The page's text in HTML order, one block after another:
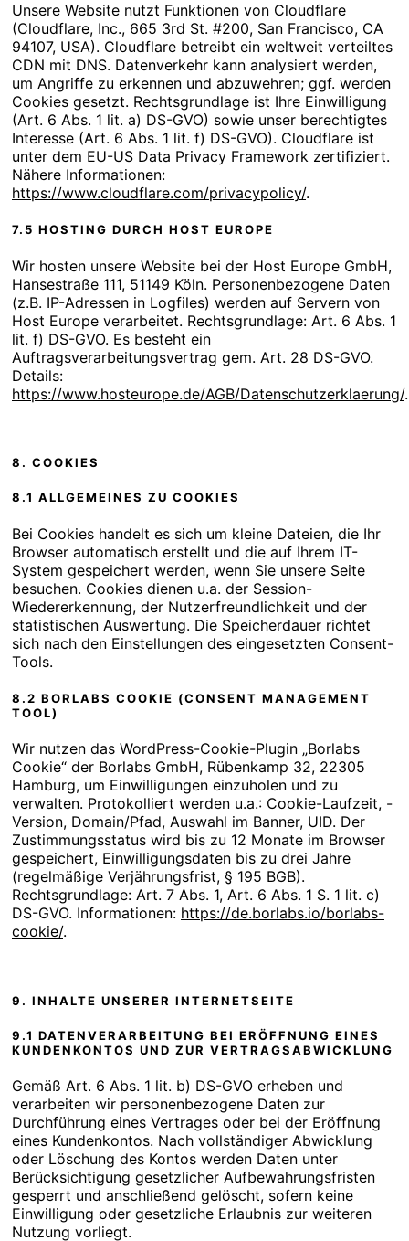
Unsere Website nutzt Funktionen von Cloudflare
(Cloudflare, Inc., 665 3rd St. #200, San Francisco, CA
94107, USA). Cloudflare betreibt ein weltweit verteiltes
CDN mit DNS. Datenverkehr kann analysiert werden,
um Angriffe zu erkennen und abzuwehren; ggf. werden
Cookies gesetzt. Rechtsgrundlage ist Ihre Einwilligung
(Art. 6 Abs. 1 lit. a) DS-GVO) sowie unser berechtigtes
Interesse (Art. 6 Abs. 1 lit. f) DS-GVO). Cloudflare ist
unter dem EU-US Data Privacy Framework zertifiziert.
Nähere Informationen:
https://www.cloudflare.com/privacypolicy/.
7.5 HOSTING DURCH HOST EUROPE
Wir hosten unsere Website bei der Host Europe GmbH,
Hansestraße 111, 51149 Köln. Personenbezogene Daten
(z.B. IP-Adressen in Logfiles) werden auf Servern von
Host Europe verarbeitet. Rechtsgrundlage: Art. 6 Abs. 1
lit. f) DS-GVO. Es besteht ein
Auftragsverarbeitungsvertrag gem. Art. 28 DS-GVO.
Details:
https://www.hosteurope.de/AGB/Datenschutzerklaerung/.
8. COOKIES
8.1 ALLGEMEINES ZU COOKIES
Bei Cookies handelt es sich um kleine Dateien, die Ihr
Browser automatisch erstellt und die auf Ihrem IT-
System gespeichert werden, wenn Sie unsere Seite
besuchen. Cookies dienen u.a. der Session-
Wiedererkennung, der Nutzerfreundlichkeit und der
statistischen Auswertung. Die Speicherdauer richtet
sich nach den Einstellungen des eingesetzten Consent-
Tools.
8.2 BORLABS COOKIE (CONSENT MANAGEMENT
TOOL)
Wir nutzen das WordPress-Cookie-Plugin „Borlabs
Cookie“ der Borlabs GmbH, Rübenkamp 32, 22305
Hamburg, um Einwilligungen einzuholen und zu
verwalten. Protokolliert werden u.a.: Cookie-Laufzeit, -
Version, Domain/Pfad, Auswahl im Banner, UID. Der
Zustimmungsstatus wird bis zu 12 Monate im Browser
gespeichert, Einwilligungsdaten bis zu drei Jahre
(regelmäßige Verjährungsfrist, § 195 BGB).
Rechtsgrundlage: Art. 7 Abs. 1, Art. 6 Abs. 1 S. 1 lit. c)
DS-GVO. Informationen: https://de.borlabs.io/borlabs-
cookie/.
9. INHALTE UNSERER INTERNETSEITE
9.1 DATENVERARBEITUNG BEI ERÖFFNUNG EINES
KUNDENKONTOS UND ZUR VERTRAGSABWICKLUNG
Gemäß Art. 6 Abs. 1 lit. b) DS-GVO erheben und
verarbeiten wir personenbezogene Daten zur
Durchführung eines Vertrages oder bei der Eröffnung
eines Kundenkontos. Nach vollständiger Abwicklung
oder Löschung des Kontos werden Daten unter
Berücksichtigung gesetzlicher Aufbewahrungsfristen
gesperrt und anschließend gelöscht, sofern keine
Einwilligung oder gesetzliche Erlaubnis zur weiteren
Nutzung vorliegt.